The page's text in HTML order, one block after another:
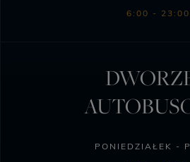
6:00 - 23:00
PONIEDZIAŁEK -